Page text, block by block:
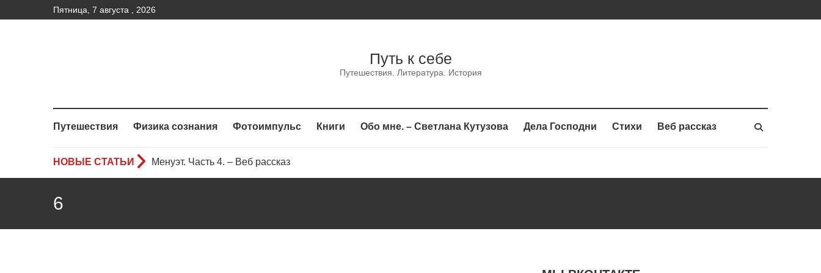
Пятница, 7 августа , 2026
Путь к себе
Путешествия. Литература. История
Путешествия Физика сознания Фотоимпульс Книги Обо мне. – Светлана Кутузова Дела Господни Стихи Веб рассказ
НОВЫЕ СТАТЬИ
Менуэт. Часть 4. – Веб рассказ
6